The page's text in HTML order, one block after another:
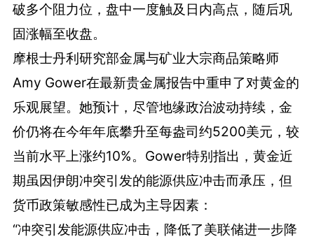
破多个阻力位，盘中一度触及日内高点，随后巩
固涨幅至收盘。
摩根士丹利研究部金属与矿业大宗商品策略师
Amy Gower在最新贵金属报告中重申了对黄金的
乐观展望。她预计，尽管地缘政治波动持续，金
价仍将在今年年底攀升至每盎司约5200美元，较
当前水平上涨约10%。Gower特别指出，黄金近
期虽因伊朗冲突引发的能源供应冲击而承压，但
货币政策敏感性已成为主导因素：
“冲突引发能源供应冲击，降低了美联储进一步降